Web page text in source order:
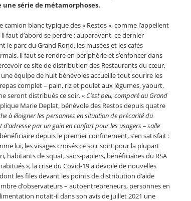
série de métamorphoses.
blanc typique des « Restos », comme l’appellent
faut d’abord se perdre : auparavant, ce dernier
le parc du Grand Rond, les musées et les cafés
il faut se rendre en périphérie et s’enfoncer dans
ce site de distribution des Restaurants du cœur,
équipe de huit bénévoles accueille tout sourire les
complet – pain, riz et poulet aux légumes, yaourt,
seront distribués ce soir. « C’est peu, comparé au Grand
Marie Deplat, bénévole des Restos depuis quatre
à éloigner les personnes en situation de précarité du
par un gain en confort pour les usagers – salle
bénéficiaire depuis le premier confinement, s’en satisfait :
lui, les visages croisés ce soir sont pour la plupart
habitants de squat, sans-papiers, bénéficiaires du RSA
», la crise du Covid-19 a dévoilé de nouvelles
les files devant les points de distribution d’aide
d’observateurs – autoentrepreneurs, personnes en
notait-il dans son avis de juillet 2021 une